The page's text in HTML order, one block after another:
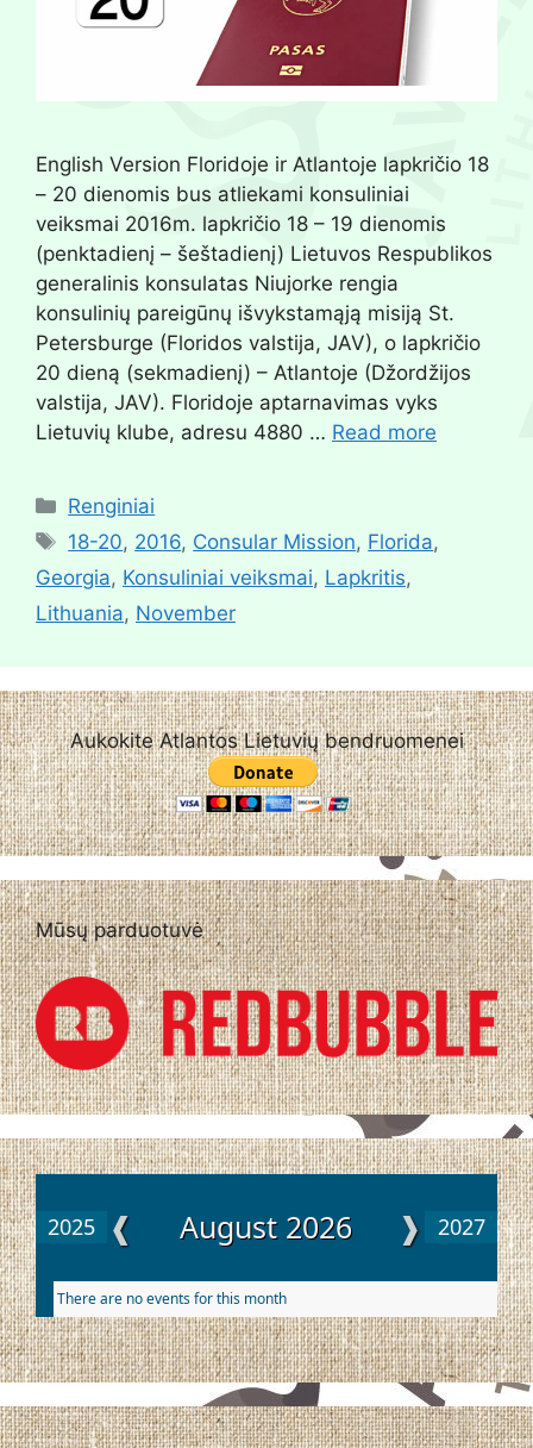
English Version Floridoje ir Atlantoje lapkričio 18
– 20 dienomis bus atliekami konsuliniai
veiksmai 2016m. lapkričio 18 – 19 dienomis
(penktadienį – šeštadienį) Lietuvos Respublikos
generalinis konsulatas Niujorke rengia
konsulinių pareigūnų išvykstamąją misiją St.
Petersburge (Floridos valstija, JAV), o lapkričio
20 dieną (sekmadienį) – Atlantoje (Džordžijos
valstija, JAV). Floridoje aptarnavimas vyks
Lietuvių klube, adresu 4880 … Read more
Renginiai
18-20, 2016, Consular Mission, Florida,
Georgia, Konsuliniai veiksmai, Lapkritis,
Lithuania, November
Aukokite Atlantos Lietuvių bendruomenei
Mūsų parduotuvė
2025 ❰ August 2026 ❱ 2027
There are no events for this month